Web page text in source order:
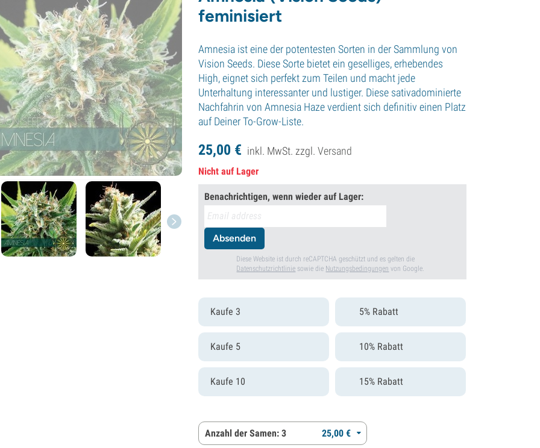
feminisiert
Amnesia ist eine der potentesten Sorten in der Sammlung von
Vision Seeds. Diese Sorte bietet ein geselliges, erhebendes
High, eignet sich perfekt zum Teilen und macht jede
Unterhaltung interessanter und lustiger. Diese sativadominierte
Nachfahrin von Amnesia Haze verdient sich definitiv einen Platz
auf Deiner To-Grow-Liste.
25,00 € inkl. MwSt. zzgl.Versand
Nicht auf Lager
Benachrichtigen, wenn wieder auf Lager:
Absenden
Diese Website ist durch reCAPTCHA geschützt und es gelten die
Datenschutzrichtlinie sowie die Nutzungsbedingungen von Google.
Kaufe 3 5% Rabatt
Kaufe 5 10% Rabatt
Kaufe 10 15% Rabatt
Anzahl der Samen: 3 25,00 €